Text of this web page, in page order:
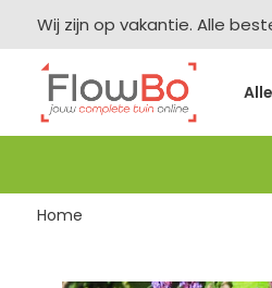
Wij zijn op vakantie. Alle
Home